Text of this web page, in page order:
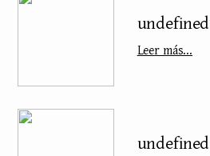
undefined
Leer más...
undefined